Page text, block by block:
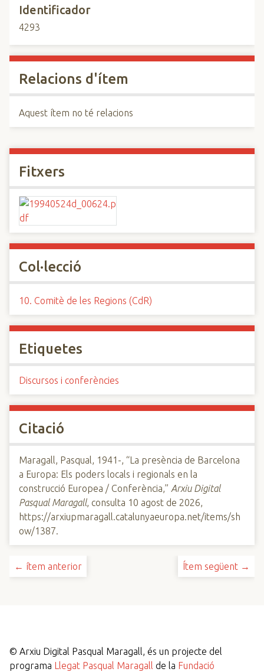
Identificador
4293
Relacions d'ítem
Aquest ítem no té relacions
Fitxers
Col·lecció
10. Comitè de les Regions (CdR)
Etiquetes
Discursos i conferències
Citació
Maragall, Pasqual, 1941-, “La presència de Barcelona
a Europa: Els poders locals i regionals en la
construcció Europea / Conferència,” Arxiu Digital
Pasqual Maragall, consulta 10 agost de 2026,
https://arxiupmaragall.catalunyaeuropa.net/items/sh
ow/1387.
← ítem anterior Ítem següent →
© Arxiu Digital Pasqual Maragall, és un projecte del
programa Llegat Pasqual Maragall de la Fundació